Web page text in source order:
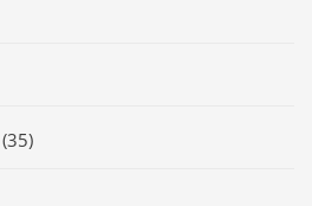
(35)